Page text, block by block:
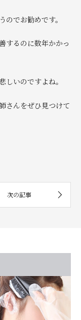
でお勧めです。
するのに数年かかっ
しいのですよね。
さんをぜひ見つけて